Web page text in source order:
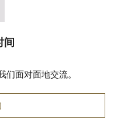
们面对面地交流。